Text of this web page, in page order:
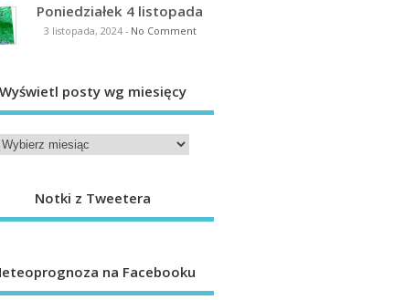
Poniedziałek 4 listopada
3 listopada, 2024- No Comment
Wyświetl posty wg miesięcy
Notki z Tweetera
na Facebooku